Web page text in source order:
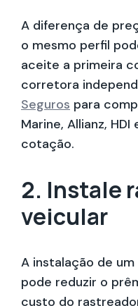
A diferença de
o mesmo perfil
aceite a primeira
corretora
Seguros para
Marine, Allianz,
cotação.
2. Instale
veicular
A instalação de
pode reduzir o
custo do